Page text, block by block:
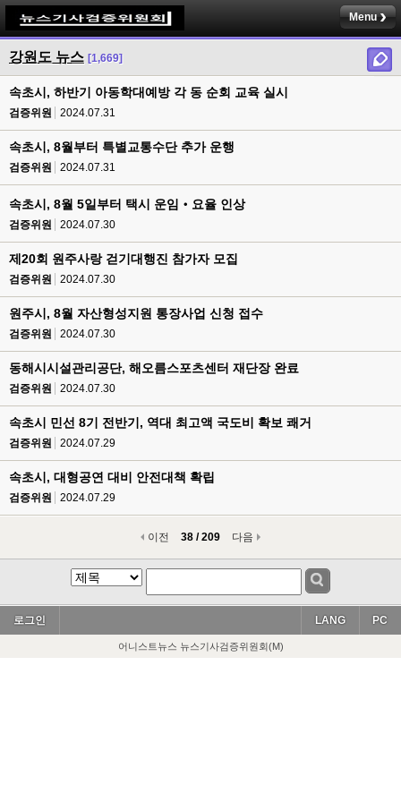
Menu
강원도 뉴스 [1,669]
속초시, 하반기 아동학대예방 각 동 순회 교육 실시
검증위원 2024.07.31
속초시, 8월부터 특별교통수단 추가 운행
검증위원 2024.07.31
속초시, 8월 5일부터 택시 운임‧요율 인상
검증위원 2024.07.30
제20회 원주사랑 걷기대행진 참가자 모집
검증위원 2024.07.30
원주시, 8월 자산형성지원 통장사업 신청 접수
검증위원 2024.07.30
동해시시설관리공단, 해오름스포츠센터 재단장 완료
검증위원 2024.07.30
속초시 민선 8기 전반기, 역대 최고액 국도비 확보 쾌거
검증위원 2024.07.29
속초시, 대형공연 대비 안전대책 확립
검증위원 2024.07.29
이전 38 / 209 다음
로그인 PC
LANG
어니스트뉴스 뉴스기사검증위원회(M)